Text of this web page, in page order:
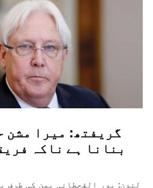
گریفتھ: میرا مشن
بنانا ہے ناکہ
لندن: بدر القحطانی یمن کی طرف